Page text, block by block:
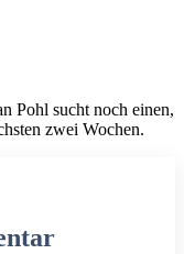
Pohl sucht noch einen,
zwei Wochen.